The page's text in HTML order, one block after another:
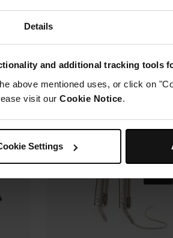
Details
and additional tracking tools
above mentioned uses, or click on
visit our Cookie Notice.
Settings